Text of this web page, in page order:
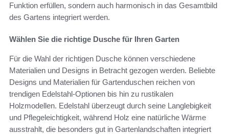
Funktion erfüllen, sondern auch harmonisch in das Gesamtbild
des Gartens integriert werden.
Wählen Sie die richtige Dusche für Ihren Garten
Für die Wahl der richtigen Dusche können verschiedene
Materialien und Designs in Betracht gezogen werden. Beliebte
Designs und Materialien für Gartenduschen reichen von
trendigen Edelstahl-Optionen bis hin zu rustikalen
Holzmodellen. Edelstahl überzeugt durch seine Langlebigkeit
und Pflegeleichtigkeit, während Holz eine natürliche Wärme
ausstrahlt, die besonders gut in Gartenlandschaften integriert